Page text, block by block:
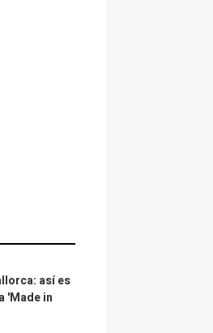
así es
'Made in